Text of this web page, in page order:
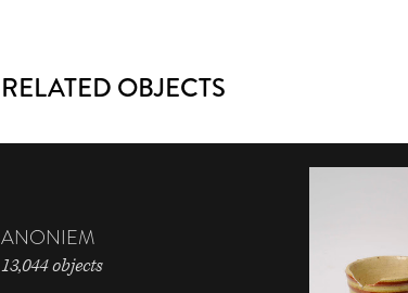
RELATED OBJECTS
ANONIEM
13,044 objects